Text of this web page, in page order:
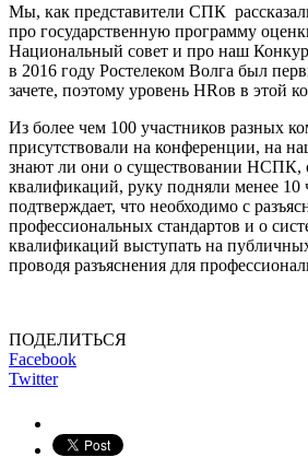
Мы, как представители СПК
про государственную программу
Национальный совет и про наш
в 2016 году Ростелеком Волга был
зачете, поэтому уровень HRов в этой
Из более чем 100 участников разных
присутствовали на конференции, на
знают ли они о существовании НСПК,
квалификаций, руку подняли менее 10
подтверждает, что необходимо с
профессиональных стандартов и о
квалификаций выступать на
проводя разъяснения для
ПОДЕЛИТЬСЯ
Facebook
Twitter